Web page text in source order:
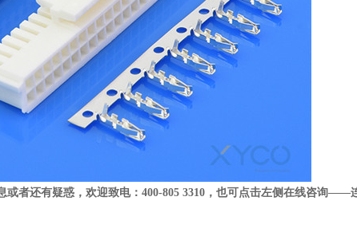
或者还有疑惑，欢迎致电： 400-805 3310 ，也可点击左侧在线咨询——